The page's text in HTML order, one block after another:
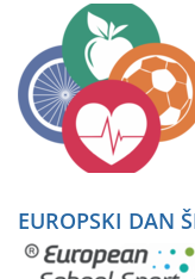
EUROPSKI DAN